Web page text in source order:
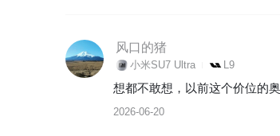
风口的猪
小米SU7 Ultra L9
想都不敢想，以前这个价位的
2026-06-20